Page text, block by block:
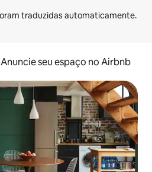
Anuncie seu espaço no Airbnb